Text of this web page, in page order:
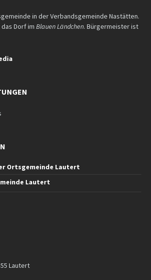
in der Verbandsgemeinde Nastätten.
Dorf im Blauen Ländchen. Bürgermeister ist
Ortsgemeinde Lautert
Lautert
Lautert